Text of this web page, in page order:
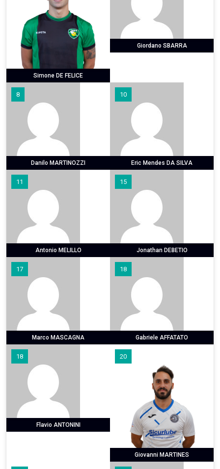
Simone DE FELICE
Giordano SBARRA
8
Danilo MARTINOZZI
10
Eric Mendes DA SILVA
11
Antonio MELILLO
15
Jonathan DEBETIO
17
Marco MASCAGNA
18
Gabriele AFFATATO
18
Flavio ANTONINI
20
Giovanni MARTINES